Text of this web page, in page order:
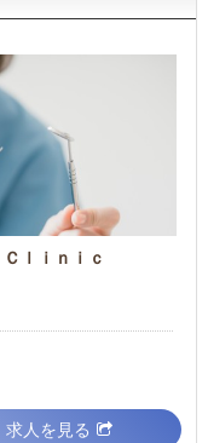
ｌｉｎｉｃ
求人を見る